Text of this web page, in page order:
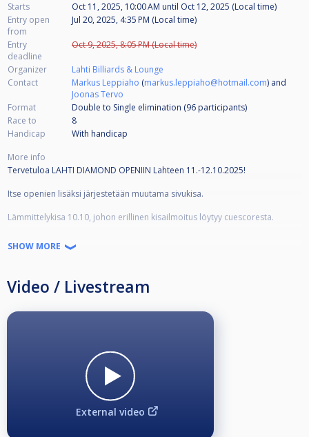
Starts Oct 11, 2025, 10:00 AM until Oct 12, 2025 (Local time)
Entry open
from
Jul 20, 2025, 4:35 PM (Local time)
Entry
deadline
Oct 9, 2025, 8:05 PM (Local time)
Organizer
Lahti Billiards & Lounge
Contact
Markus Leppiaho (markus.leppiaho@hotmail.com) and
Joonas Tervo
Format
Double to Single elimination (96 participants)
Race to
8
Handicap
With handicap
More info
Tervetuloa LAHTI DIAMOND OPENIIN Lahteen 11.-12.10.2025!
Itse openien lisäksi järjestetään muutama sivukisa.
Lämmittelykisa 10.10, johon erillinen kisailmoitus löytyy cuescoresta.
Pääkisa 11-12.10. Pelit alkavat molempina päivinä klo 10:00 ja ovet
avautuvat klo 09:00.
Lahti Billiards & Lounge
SHOW MORE
Video / Livestream
External video